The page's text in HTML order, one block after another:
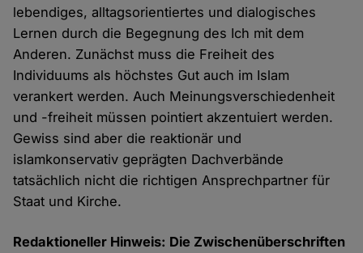
lebendiges, alltagsorientiertes und dialogisches
Lernen durch die Begegnung des Ich mit dem
Anderen. Zunächst muss die Freiheit des
Individuums als höchstes Gut auch im Islam
verankert werden. Auch Meinungsverschiedenheit
und -freiheit müssen pointiert akzentuiert werden.
Gewiss sind aber die reaktionär und
islamkonservativ geprägten Dachverbände
tatsächlich nicht die richtigen Ansprechpartner für
Staat und Kirche.
Redaktioneller Hinweis: Die Zwischenüberschriften